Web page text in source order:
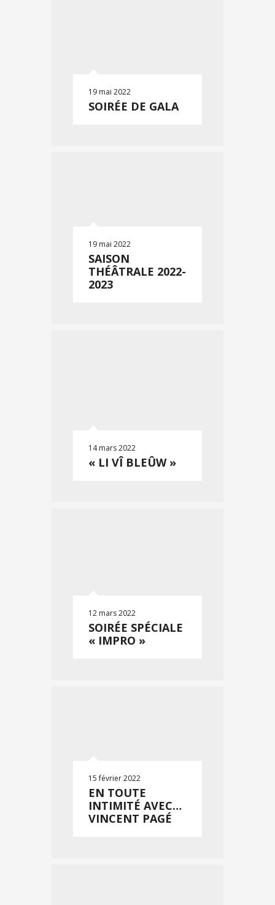
19 mai 2022
SOIRÉE DE GALA
19 mai 2022
SAISON
THÉÂTRALE 2022-
2023
14 mars 2022
« LI VÎ BLEÛW »
12 mars 2022
SOIRÉE SPÉCIALE
« IMPRO »
15 février 2022
EN TOUTE
INTIMITÉ AVEC…
VINCENT PAGÉ